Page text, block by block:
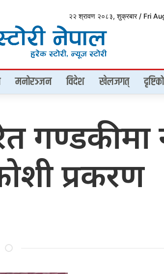
२२ श्रावण २०८३, शुक्रबार / Fri
मनोरञ्जन विदेश खेलजगत्
गण्डकीमा
प्रकरण